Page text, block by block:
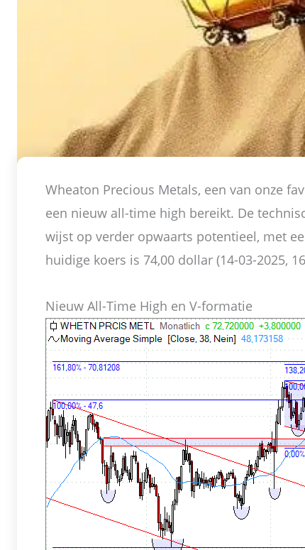
Wheaton Precious Metals, een van onze
een nieuw all-time high bereikt. De
wijst op verder opwaarts potentieel, met
huidige koers is 74,00 dollar (14-03-2025,
Nieuw All-Time High en V-formatie